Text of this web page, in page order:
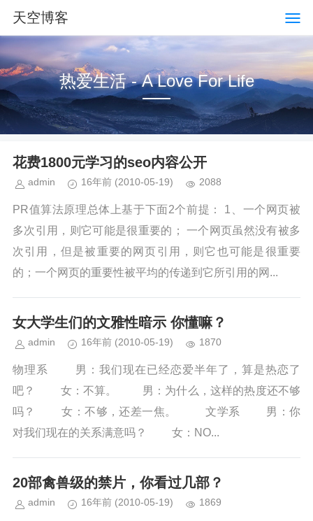
天空博客
热爱生活 - A Love For Life
花费1800元学习的seo内容公开
admin 16年前 (2010-05-19) 2088
PR值算法原理总体上基于下面2个前提： 1、一个网页被
多次引用，则它可能是很重要的； 一个网页虽然没有被多
次引用，但是被重要的网页引用，则它也可能是很重要
的；一个网页的重要性被平均的传递到它所引用的网...
女大学生们的文雅性暗示 你懂嘛？
admin 16年前 (2010-05-19) 1870
物理系 男：我们现在已经恋爱半年了，算是热恋了
吧？ 女：不算。 男：为什么，这样的热度还不够
吗？ 女：不够，还差一焦。 文学系 男：你
对我们现在的关系满意吗？ 女：NO...
20部禽兽级的禁片，你看过几部？
admin 16年前 (2010-05-19) 1869